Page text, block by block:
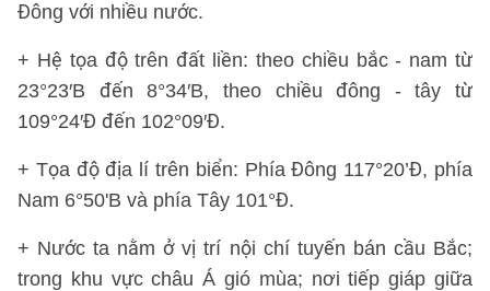
Đông với nhiều nước.
+ Hệ tọa độ trên đất liền: theo chiều bắc - nam từ
23°23′B đến 8°34′B, theo chiều đông - tây từ
109°24′Đ đến 102°09′Đ.
+ Tọa độ địa lí trên biển: Phía Đông 117°20’Đ, phía
Nam 6°50'B và phía Tây 101°Đ.
+ Nước ta nằm ở vị trí nội chí tuyến bán cầu Bắc;
trong khu vực châu Á gió mùa; nơi tiếp giáp giữa